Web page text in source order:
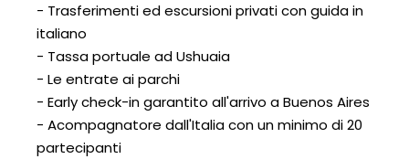
- Trasferimenti ed escursioni privati con guida in
italiano
- Tassa portuale ad Ushuaia
- Le entrate ai parchi
- Early check-in garantito all'arrivo a Buenos Aires
- Acompagnatore dall'Italia con un minimo di 20
partecipanti